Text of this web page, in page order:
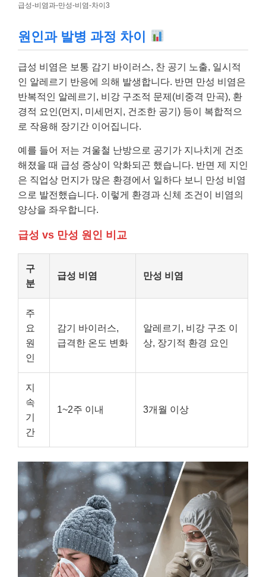
급성-비염과-만성-비염-차이3
원인과 발병 과정 차이
급성 비염은 보통 감기 바이러스, 찬 공기 노출, 일시적
인 알레르기 반응에 의해 발생합니다. 반면 만성 비염은
반복적인 알레르기, 비강 구조적 문제(비중격 만곡), 환
경적 요인(먼지, 미세먼지, 건조한 공기) 등이 복합적으
로 작용해 장기간 이어집니다.
예를 들어 저는 겨울철 난방으로 공기가 지나치게 건조
해졌을 때 급성 증상이 악화되곤 했습니다. 반면 제 지인
은 직업상 먼지가 많은 환경에서 일하다 보니 만성 비염
으로 발전했습니다. 이렇게 환경과 신체 조건이 비염의
양상을 좌우합니다.
급성 vs 만성 원인 비교
구
분
급성 비염 만성 비염
주
요
원
인
감기 바이러스,
급격한 온도 변화
알레르기, 비강 구조 이
상, 장기적 환경 요인
지
속
기
간
1~2주 이내 3개월 이상